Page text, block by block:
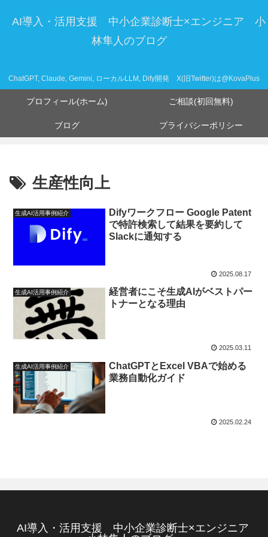
AI導入・活用支援 中小企業診断士×エンジニア 小
林隼人のブログ
ChatGPT, Claude, Gemini, ローカルLLM, Dify開発 X(旧Twitter)は@KovaPlus
プロフィール(ホーム) ご相談(初回無料)
ブログ プライバシーポリシー
生産性向上
生成AI活用事例紹介
Difyワークフロー Google Patent
で特許検索して結果を要約して
Slackに通知する
2025.08.17
生成AI活用事例紹介
経営者にこそ生成AIがベストパー
トナーとなる理由
2025.03.11
生成AI活用事例紹介
ChatGPTとExcel VBAで始める
業務自動化ガイド
2025.02.24
AI導入・活用支援 中小企業診断士×エンジニア